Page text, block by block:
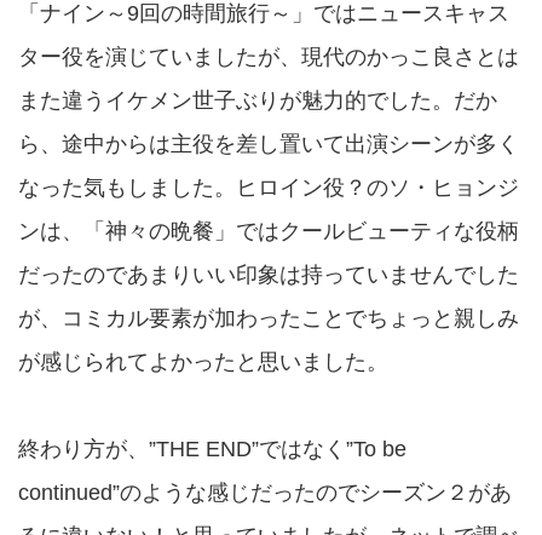
「ナイン～9回の時間旅行～」ではニュースキャス
ター役を演じていましたが、現代のかっこ良さとは
また違うイケメン世子ぶりが魅力的でした。だか
ら、途中からは主役を差し置いて出演シーンが多く
なった気もしました。ヒロイン役？のソ・ヒョンジ
ンは、「神々の晩餐」ではクールビューティな役柄
だったのであまりいい印象は持っていませんでした
が、コミカル要素が加わったことでちょっと親しみ
が感じられてよかったと思いました。
終わり方が、”THE END”ではなく”To be
continued”のような感じだったのでシーズン２があ